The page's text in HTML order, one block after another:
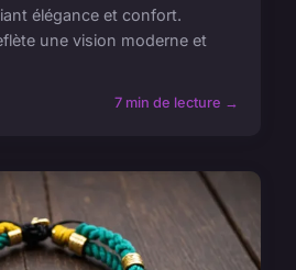
élégance et confort.
une vision moderne et
7 min de lecture →